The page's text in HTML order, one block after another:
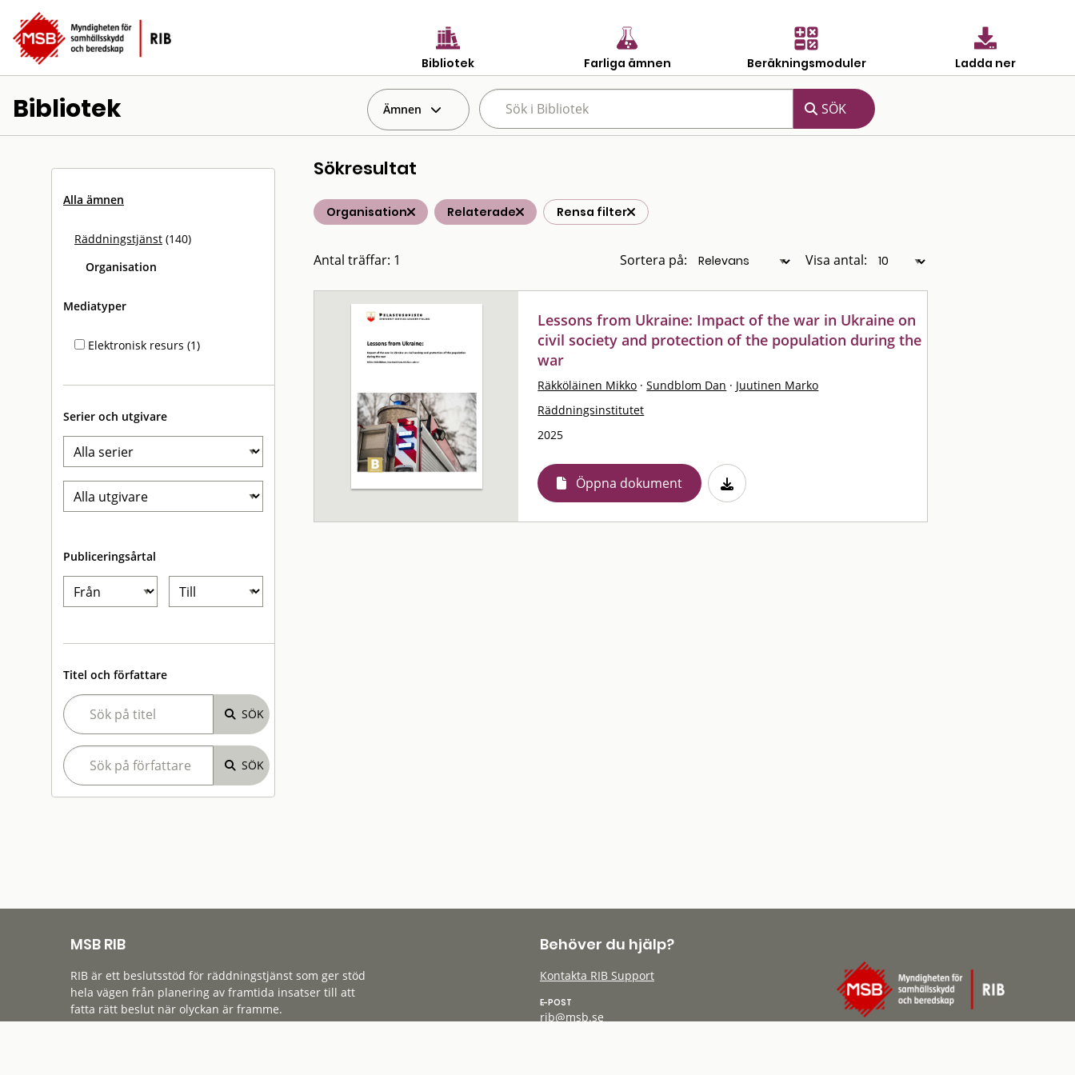
Bibliotek Farliga ämnen Beräkningsmoduler Ladda ner
Bibliotek Ämnen
Alla ämnen
Räddningstjänst (140)
Organisation
Mediatyper
Elektronisk resurs (1)
Serier och utgivare
Publiceringsårtal
Titel och författare
Sökresultat
Organisation Relaterade Rensa filter
Antal träffar: 1 Sortera på: Visa antal:
Lessons from Ukraine: Impact of the war in Ukraine on
civil society and protection of the population during the
war
Räkköläinen Mikko · Sundblom Dan · Juutinen Marko
Räddningsinstitutet
2025
Öppna dokument
MSB RIB
RIB är ett beslutsstöd för räddningstjänst som ger stöd
hela vägen från planering av framtida insatser till att
fatta rätt beslut när olyckan är framme.
Behöver du hjälp?
Kontakta RIB Support
E-POST
rib@msb.se